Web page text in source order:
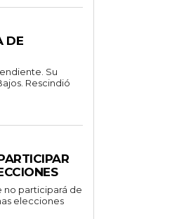
DE
Su
no participará de
elecciones